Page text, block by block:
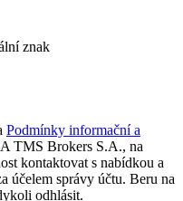
znak
Podmínky informační a
TMS Brokers S.A., na
kontaktovat s nabídkou a
účelem správy účtu. Beru na
odhlásit.